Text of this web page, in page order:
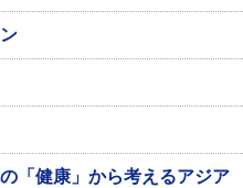
「健康」から考えるアジア